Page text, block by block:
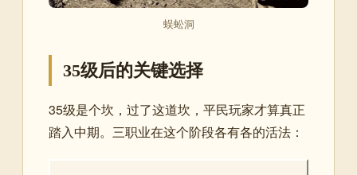
蜈蚣洞
35级后的关键选择
35级是个坎，过了这道坎，平民玩家才算真正
踏入中期。三职业在这个阶段各有各的活法：